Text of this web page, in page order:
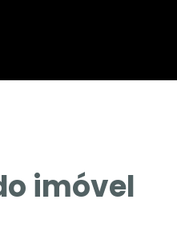
imóvel